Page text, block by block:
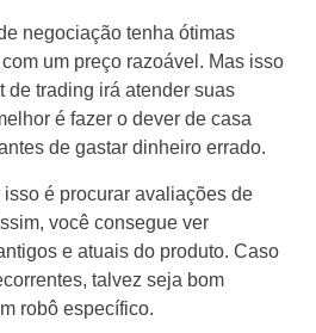
negociação tenha ótimas
um preço razoável. Mas isso
de trading irá atender suas
é fazer o dever de casa
de gastar dinheiro errado.
é procurar avaliações de
você consegue ver
e atuais do produto. Caso
talvez seja bom
robô específico.